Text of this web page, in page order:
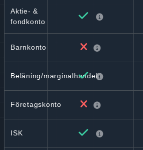
Aktie- &
fondkonto
Barnkonto
Belåning/marginalhandel
Företagskonto
ISK